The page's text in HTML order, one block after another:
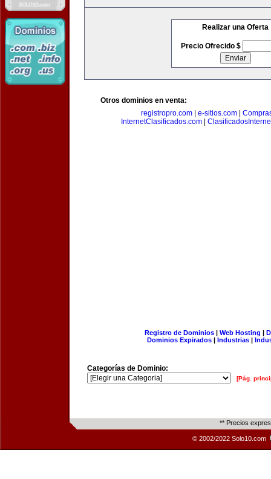
Realizar una Oferta
Precio Ofrecido $
Otros dominios en venta:
registropro.com
e-sitios.com
InternetClasificados.com
Registro de Dominios| Web Hosting |
Dominios Expirados | Industrias |
Categorías de Dominio:
[Pág.
** Precios
© 2002/2022 Solo10.com